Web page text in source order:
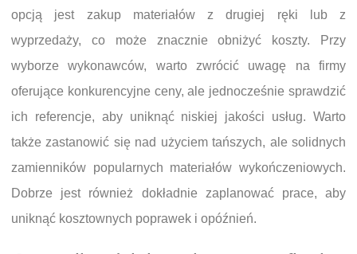
opcją jest zakup materiałów z drugiej ręki lub z
wyprzedaży, co może znacznie obniżyć koszty. Przy
wyborze wykonawców, warto zwrócić uwagę na firmy
oferujące konkurencyjne ceny, ale jednocześnie sprawdzić
ich referencje, aby uniknąć niskiej jakości usług. Warto
także zastanowić się nad użyciem tańszych, ale solidnych
zamienników popularnych materiałów wykończeniowych.
Dobrze jest również dokładnie zaplanować prace, aby
uniknąć kosztownych poprawek i opóźnień.